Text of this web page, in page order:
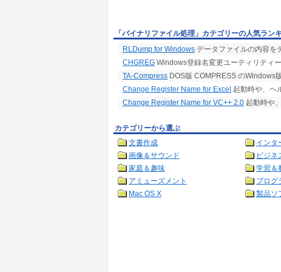
「バイナリファイル処理」カテゴリーの人気ラン
RLDump for Windows データファイルの内容を
CHGREG Windows登録名変更ユーティリティー
TA-Compress DOS版 COMPRESS のWindows
Change Register Name for Excel 起動時や、ヘ
Change Register Name for VC++ 2.0 起動時や
カテゴリーから選ぶ
文書作成
インタ
画像＆サウンド
ビジネ
家庭＆趣味
学習＆
アミューズメント
プログ
Mac OS X
製品ソ